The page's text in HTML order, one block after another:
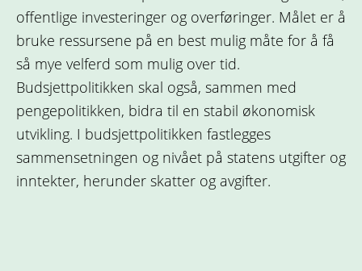
offentlige investeringer og overføringer. Målet er å
bruke ressursene på en best mulig måte for å få
så mye velferd som mulig over tid.
Budsjettpolitikken skal også, sammen med
pengepolitikken, bidra til en stabil økonomisk
utvikling. I budsjettpolitikken fastlegges
sammensetningen og nivået på statens utgifter og
inntekter, herunder skatter og avgifter.